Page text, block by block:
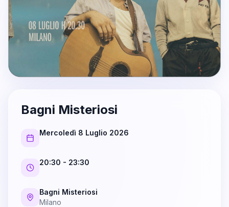
Bagni Misteriosi
Mercoledì 8 Luglio 2026
20:30 - 23:30
Bagni Misteriosi
Milano